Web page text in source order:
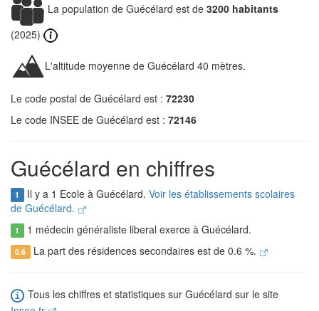
La population de Guécélard est de 3200 habitants
(2025)
L'altitude moyenne de Guécélard 40 mètres.
Le code postal de Guécélard est : 72230
Le code INSEE de Guécélard est : 72146
Guécélard en chiffres
1 Il y a 1 Ecole à Guécélard. Voir les établissements scolaires
de Guécélard.
1 1 médecin généraliste liberal exerce à Guécélard.
0.6 La part des résidences secondaires est de 0.6 %.
Tous les chiffres et statistiques sur Guécélard sur le site